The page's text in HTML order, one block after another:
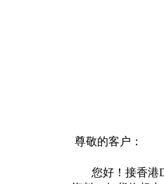
尊敬的客户：
您好！接香港